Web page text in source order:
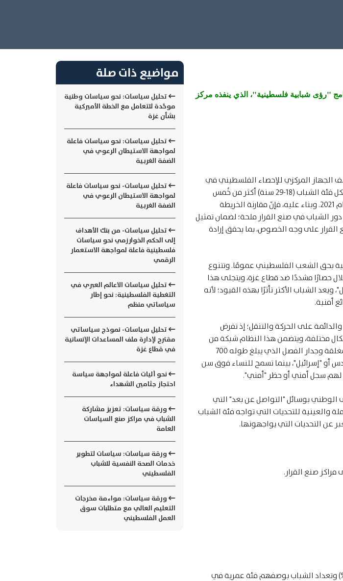
"رؤى شبابية فلسطينية"، الذي ينفذه مركز
الجهاز المركزي للإحصاء الفلسطيني في
العام 2019، أنّ الشباب العاملين في مراكز صنع القرار لا تتجاوز نسبتهم 1%، بينما تشكل فئة الشباب (18-29 سنة) أكثر من خُمس
تعداد المجتمع الفلسطيني بنحو 22% من إجمالي السكان في فلسطين منتصف العام 2021. وبناء عليه، فإنّ مقارنة الخريطة
الشباب في صنع القرار ملحة؛ لضمان تمثيل
على وجه الخصوص، بما يحقق إرادة
بحق الشعب الفلسطيني عمومًا. وتتنوع
وفق المنطقة الجغرافية؛ فمنذ العام 2007 يفرض الاحتلال حصارًا مشددًا ضد قطاع غزة، ويتجلى هذا
الشباب الأكثر تأثرًا بهذه القيود؛ لأنه
أمنية.
على الحركة والتنقل؛ إذ تفرض
الثانية في العام 2000، وما زال ساريًا بأشكال مختلفة، ويتضمن هذا النظام شبكة من
مئات الحواجز العسكرية وتلالًا من التراب وبوابات على الطرق، إضافة إلى الطرق المغلقة وجدار الفصل الذي يبلغ طوله 700
أو "إسرائيل"، بينما تسمح للنساء فوق سن
لهم سجل أمني أو حظر "أمني".
بوسائل "التواصل عن بعد" التي
والعينية للتحديات التي تواجه فئة الشباب
عن التحديات التي يواجهونها.
صنع القرار.
الفارق في النسبة بين عدد الشباب العاملين في مراكز صنع القرار (أقل من 1%) وتعداد الشباب بوصفهم فئة عمرية في
مواضيع ذات صلة
تحليل سياسات: نحو سياسات وطنية
موحَّدة للتعامل مع الخطة الأميركية
بشأن غزة
تحليل سياسات: نحو سياسات فاعلة
لمواجهة الاستيطان الرعوي في
الضفة الغربية
تحليل سياسات- نحو سياسات فاعلة
لمواجهة الاستيطان الرعوي في
الضفة الغربية
تحليل سياسات- من بنك الأهداف
إلى الحكم الخوارزمي نحو سياسات
فلسطينية فاعلة لمواجهة الاستعمار
الرقمي
تحليل سياسات الاعالم العبري في
التغطية الفلسطينية: نحو إطار
سياساتي منظم
تحليل سياسات- نموذج سياساتي
مقترح لإدارة ملف المساعدات الإنسانية
في قطاع غزة
نحو آليات فاعلة لمواجهة سياسة
احتجاز جثامين الشهداء
ورقة سياسات: تعزيز مشاركة
الشباب في مراكز صنع السياسات
العامة
ورقة سياسات: سياسات لتطوير
خدمات الصحة النفسية للشباب
الفلسطيني
ورقة سياسات: مواءمة مخرجات
التعليم العالي مع متطلبات سوق
العمل الفلسطيني